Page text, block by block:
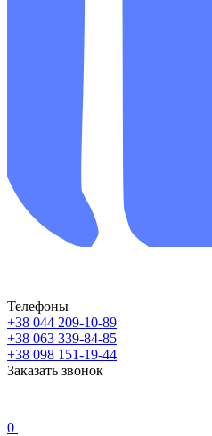
Телефоны
+38 044 209-10-89
+38 063 339-84-85
+38 098 151-19-44
Заказать звонок
0